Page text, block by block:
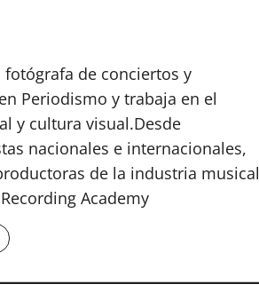
de conciertos y
Periodismo y trabaja en el
y cultura visual.Desde
nacionales e internacionales,
de la industria musical
Academy